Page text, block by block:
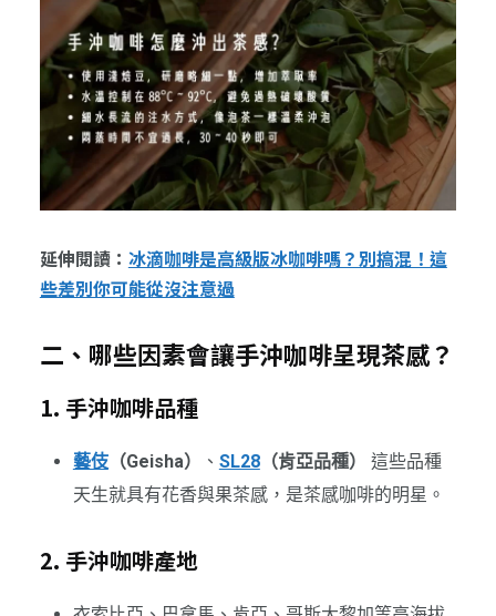
延伸閱讀： 冰滴咖啡是高級版冰咖啡嗎？別搞混！這
些差別你可能從沒注意過
二、哪些因素會讓手沖咖啡呈現茶感？
1. 手沖咖啡品種
藝伎（Geisha） 、 SL28（肯亞品種）
這些品種
天生就具有花香與果茶感，是茶感咖啡的明星。
2. 手沖咖啡產地